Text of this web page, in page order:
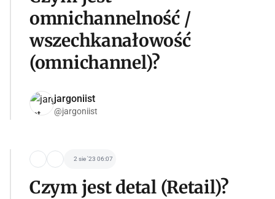
omnichannelność /
wszechkanałowość
(omnichannel)?
jargoniist
@jargoniist
2 sie '23 06:07
Czym jest detal (Retail)?